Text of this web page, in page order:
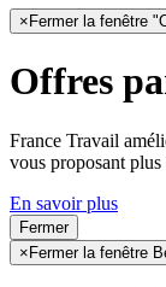
× Fermer la fenêtre
Offres
France Travail
vous proposant
En savoir plus
Fermer
× Fermer la fenêtre